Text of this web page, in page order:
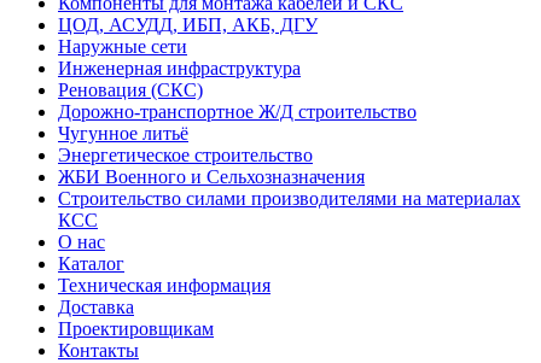
ЦОД, АСУДД, ИБП, АКБ, ДГУ
Наружные сети
Инженерная инфраструктура
Реновация (СКС)
Дорожно-транспортное Ж/Д строительство
Чугунное литьё
Энергетическое строительство
ЖБИ Военного и Сельхозназначения
Строительство силами производителями на материалах
КСС
О нас
Каталог
Техническая информация
Доставка
Проектировщикам
Контакты